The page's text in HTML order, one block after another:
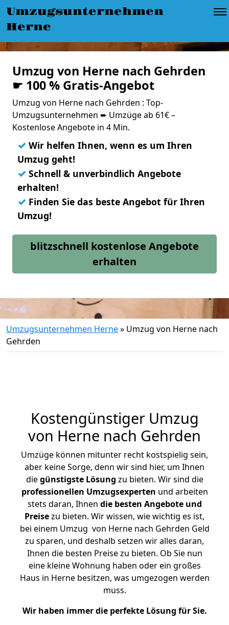
Umzugsunternehmen
Herne
Umzug von Herne nach Gehrden
☛ 100 % Gratis-Angebot
Umzug von Herne nach Gehrden : Top-
Umzugsunternehmen ➨ Umzüge ab 61€ –
Kostenlose Angebote in 4 Min.
✓ Wir helfen Ihnen, wenn es um Ihren
Umzug geht!
✓ Schnell & unverbindlich Angebote
erhalten!
✓ Finden Sie das beste Angebot für Ihren
Umzug!
blitzschnell kostenlose Angebote
erhalten
Umzugsunternehmen Herne» Umzug von Herne nach
Gehrden
Kostengünstiger Umzug
von Herne nach Gehrden
Umzüge können mitunter recht kostspielig sein,
aber keine Sorge, denn wir sind hier, um Ihnen
diegünstigste Lösung zu bieten. Wir sind die
professionellen Umzugsexperten und arbeiten
stets daran, Ihnen die besten Angebote und
Preisezu bieten. Wir wissen, wie wichtig es ist,
bei einem Umzug von Herne nach Gehrden Geld
zu sparen, und deshalb setzen wir alles daran,
Ihnen die besten Preise zu bieten. Ob Sie nun
eine kleine Wohnung haben oder ein großes
Haus in Herne besitzen, was umgezogen werden
muss.
Wir haben immer die perfekte Lösung für Sie.